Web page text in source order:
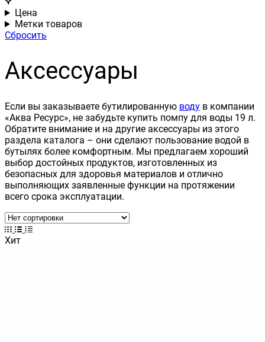
Цена
Метки товаров
Сбросить
Аксессуары
Если вы заказываете бутилированную воду в компании
«Аква Ресурс», не забудьте купить помпу для воды 19 л.
Обратите внимание и на другие аксессуары из этого
раздела каталога – они сделают пользование водой в
бутылях более комфортным. Мы предлагаем хороший
выбор достойных продуктов, изготовленных из
безопасных для здоровья материалов и отлично
выполняющих заявленные функции на протяжении
всего срока эксплуатации.
Хит